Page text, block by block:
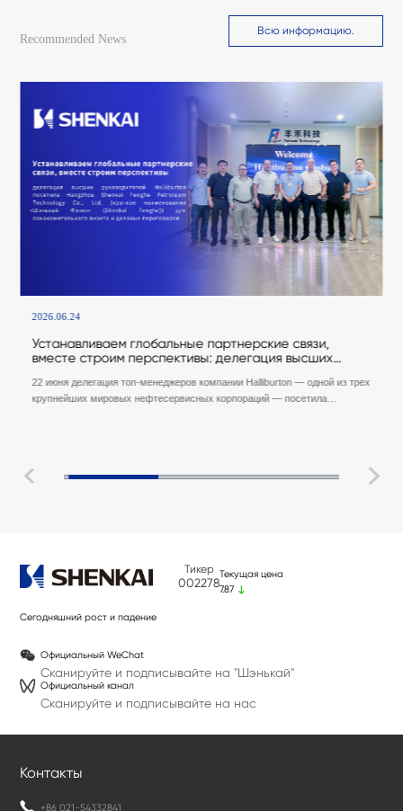
Recommended News
Всю информацию.
2026.06.24
Устанавливаем глобальные партнерские связи,
вместе строим перспективы: делегация высших
Shenkai Fenghe Petroleum Technology Co., Ltd.
(краткое наименование
22 июня делегация топ-менеджеров компании Halliburton — одной из трех
крупнейших мировых нефтесервисных корпораций — посетила
Тикер
002278
Текущая цена
7.87
Сегодняшний рост и падение
Официальный WeChat
Сканируйте и подписывайте на "Шэнькай"
Официальный канал
Сканируйте и подписывайте на нас
Контакты
+86 021-54332841